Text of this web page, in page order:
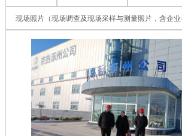
现场照片（现场调查及现场采样与测量照片，含企